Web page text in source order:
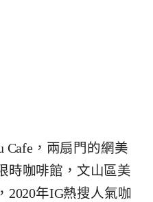
Cafe，兩扇門的網美
時咖啡館，文山區美
2020年IG熱搜人氣咖